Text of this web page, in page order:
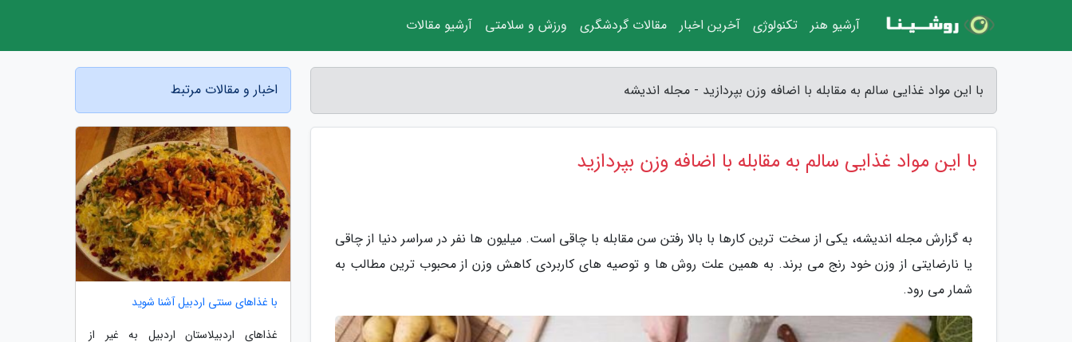
با این مواد غذایی سالم به مقابله با اضافه وزن بپردازید - مجله اندیشه
با این مواد غذایی سالم به مقابله با اضافه وزن بپردازید
به گزارش مجله اندیشه، یکی از سخت ترین کارها با بالا رفتن سن مقابله با چاقی است. میلیون ها نفر در سراسر دنیا از چاقی
یا نارضایتی از وزن خود رنج می برند. به همین علت روش ها و توصیه های کاربردی کاهش وزن از محبوب ترین مطالب به
شمار می رود.
اخبار و مقالات مرتبط
با غذاهای سنتی اردبیل آشنا شوید
غذاهای اردبیلاستان اردبیل به غیر از
آرشیو هنر تکنولوژی آخرین اخبار مقالات گردشگری ورزش و سلامتی آرشیو مقالات